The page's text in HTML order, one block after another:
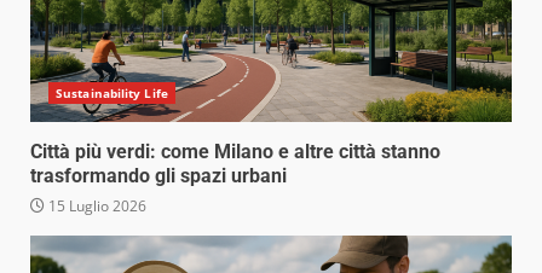
Sustainability Life
Città più verdi: come Milano e altre città stanno
trasformando gli spazi urbani
15 Luglio 2026